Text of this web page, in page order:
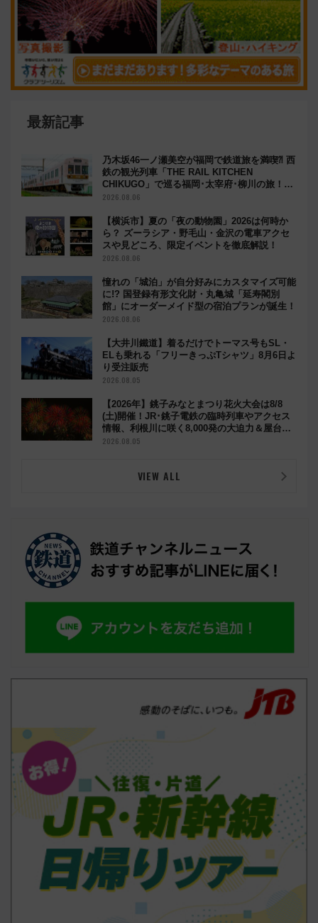
最新記事
乃木坂46一ノ瀬美空が福岡で鉄道旅を満喫⁈ 西
鉄の観光列車「THE RAIL KITCHEN
CHIKUGO」で巡る福岡･太宰府･柳川の旅！
YouTubeが公開に
2026.08.06
【横浜市】夏の「夜の動物園」2026は何時か
ら？ ズーラシア・野毛山・金沢の電車アクセ
スや見どころ、限定イベントを徹底解説！
2026.08.06
憧れの「城泊」が自分好みにカスタマイズ可能
に!? 国登録有形文化財・丸亀城「延寿閣別
館」にオーダーメイド型の宿泊プランが誕生！
2026.08.06
【大井川鐵道】着るだけでトーマス号もSL・
ELも乗れる「フリーきっぷTシャツ」8月6日よ
り受注販売
2026.08.05
【2026年】銚子みなとまつり花火大会は8/8
(土)開催！JR･銚子電鉄の臨時列車やアクセス
情報、利根川に咲く8,000発の大迫力＆屋台を
満喫
2026.08.05
VIEW ALL